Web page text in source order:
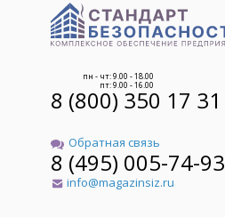
пн - чт: 9.00 - 18.00
пт: 9.00 - 16.00
8 (800) 350 17 31
Обратная связь
8 (495) 005-74-93
info@magazinsiz.ru